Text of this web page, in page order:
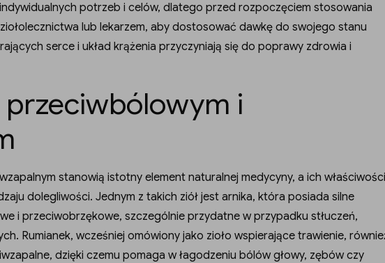
potrzeb i celów, dlatego przed rozpoczęciem stosowania
lub lekarzem, aby dostosować dawkę do swojego stanu
serce i układ krążenia przyczyniają się do poprawy zdrowia i
przeciwbólowym i
stanowią istotny element naturalnej medycyny, a ich właściwości
dolegliwości. Jednym z takich ziół jest arnika, która posiada silne
i przeciwobrzękowe, szczególnie przydatne w przypadku stłuczeń,
Rumianek, wcześniej omówiony jako zioło wspierające trawienie,
dzięki czemu pomaga w łagodzeniu bólów głowy, zębów czy